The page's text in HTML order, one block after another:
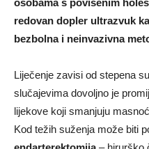
redovan dopler ultrazvuk
bezbolna i neinvazivna
Liječenje zavisi od stepena
slučajevima dovoljno je
lijekove koji smanjuju
Kod težih suženja može biti